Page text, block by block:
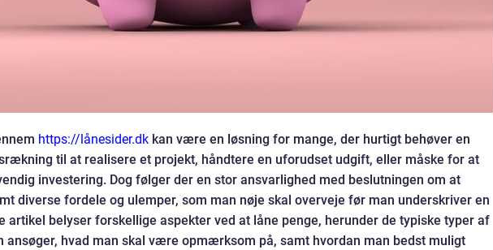
https://lånesider.dk kan være en løsning for mange, der hurtigt behøver en
til at realisere et projekt, håndtere en uforudset udgift, eller måske for at
investering. Dog følger der en stor ansvarlighed med beslutningen om at
diverse fordele og ulemper, som man nøje skal overveje før man underskriver en
artikel belyser forskellige aspekter ved at låne penge, herunder de typiske typer af
ansøger, hvad man skal være opmærksom på, samt hvordan man bedst muligt